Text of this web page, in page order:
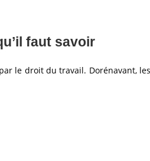
faut savoir
le droit du travail. Dorénavant,